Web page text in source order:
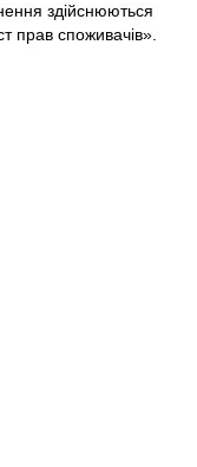
здійснюються
прав споживачів».